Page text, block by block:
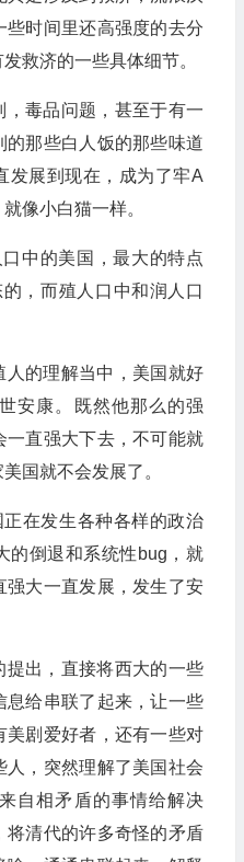
些时间里还高强度的去分
救济的一些具体细节。
毒品问题，甚至于有一
那些白人饭的那些味道
发展到现在，成为了牢A
像小白猫一样。
中的美国，最大的特点
，而殖人口中和润人口
人的理解当中，美国就好
安康。既然他那么的强
一直强大下去，不可能就
国就不会发展了。
在发生各种各样的政治
的倒退和系统性bug，就
强大一直发展，发生了安
提出，直接将西大的一些
息给串联了起来，让一些
美剧爱好者，还有一些对
，突然理解了美国社会
自相矛盾的事情给解决
将清代的许多奇怪的矛盾